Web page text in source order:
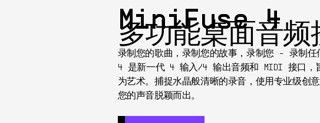
MiniFuse 4
多功能桌面音频
录制您的歌曲，录制您的故事，录制您 - 录制任
4 是新一代 4 输入/4 输出音频和 MIDI 接口，
为艺术。捕捉水晶般清晰的录音，使用专业级创
您的声音脱颖而出。